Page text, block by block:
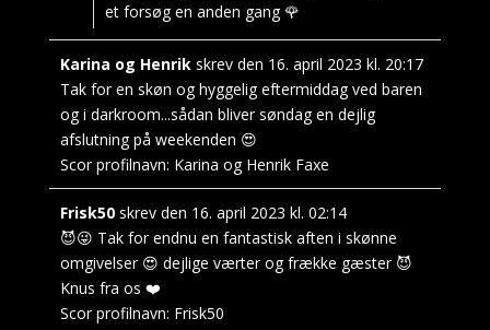
et forsøg en anden gang 🌹
Karina og Henrik skrev den 16. april 2023 kl. 20:17
Tak for en skøn og hyggelig eftermiddag ved baren
og i darkroom...sådan bliver søndag en dejlig
afslutning på weekenden 😍
Scor profilnavn: Karina og Henrik Faxe
Frisk50 skrev den 16. april 2023 kl. 02:14
😈😜 Tak for endnu en fantastisk aften i skønne
omgivelser 😍 dejlige værter og frække gæster 😈
Knus fra os ❤️
Scor profilnavn: Frisk50